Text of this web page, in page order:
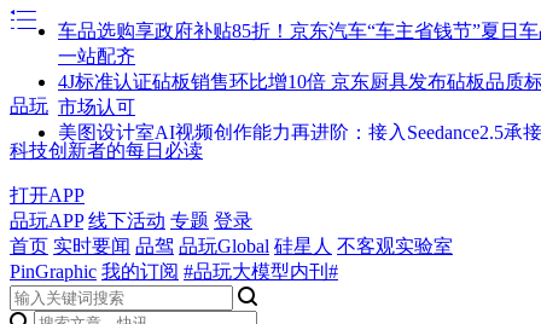
品玩
科技创新者的每日必读
打开APP
品玩APP 线下活动 专题 登录
首页 实时要闻 品驾 品玩Global 硅星人 不客观实验室
PinGraphic 我的订阅 #品玩大模型内刊#
车品选购享政府补贴85折！京东汽车“车主省钱节”夏日
一站配齐
4J标准认证砧板销售环比增10倍 京东厨具发布砧板品质
市场认可
美图设计室AI视频创作能力再进阶：接入Seedance2.5承
元商业创作需求
现两种美学意境
2026电饭煲怎么选：按家庭场景对号入座
热浪“烤”问全球家庭，看阳光家庭能源如何守住“清凉”底
对接雄安“新标尺”——廊坊传统产业加速提质焕新
从资源扶持到方法陪跑，抖音陪MCN跑通AI这条路